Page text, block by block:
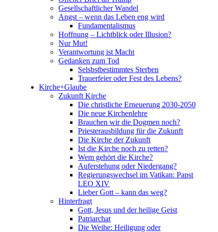
Gesellschaftlicher Wandel
Angst – wenn das Leben eng wird
Fundamentalismus
Hoffnung – Lichtblick oder Illusion?
Nur Mut!
Verantwortung ist Macht
Gedanken zum Tod
Selsbstbestimmtes Sterben
Trauerfeier oder Fest des Lebens?
Kirche+Glaube
Zukunft Kirche
Die christliche Erneuerung 2030-2050
Die neue Kirchenlehre
Brauchen wir die Dogmen noch?
Priesterausbildung für die Zukunft
Die Kirche der Zukunft
Ist die Kirche noch zu retten?
Wem gehört die Kirche?
Auferstehung oder Niedergang?
Regierungswechsel im Vatikan: Papst
LEO XIV
Lieber Gott – kann das weg?
Hinterfragt
Gott, Jesus und der heilige Geist
Patriarchat
Die Weihe: Heiligung oder